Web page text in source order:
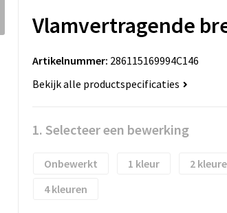
Vlamvertragende
Artikelnummer: 286115169994C146
Bekijk alle productspecificaties
1. Selecteer een bewerking
Onbewerkt 1 2
4